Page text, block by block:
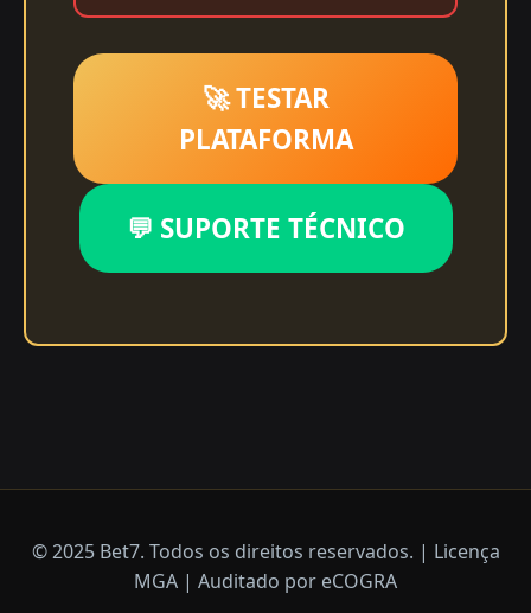
🚀 TESTAR
PLATAFORMA
💬 SUPORTE TÉCNICO
© 2025 Bet7. Todos os direitos reservados. | Licença
MGA | Auditado por eCOGRA